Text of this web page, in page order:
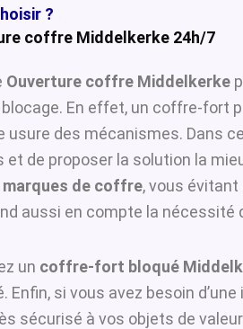
?
coffre Middelkerke 24h/7
Ouverture coffre Middelkerke
En effet, un coffre-fort
usure des mécanismes. Dans
de proposer la solution la
de coffre, vous
aussi en compte la nécessité
un coffre-fort bloqué
Enfin, si vous avez besoin
sécurisé à vos objets de